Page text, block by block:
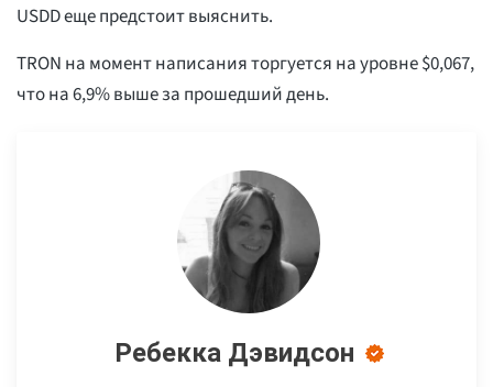
USDD еще предстоит выяснить.
TRON на момент написания торгуется на уровне $0,067,
что на 6,9% выше за прошедший день.
Ребекка Дэвидсон